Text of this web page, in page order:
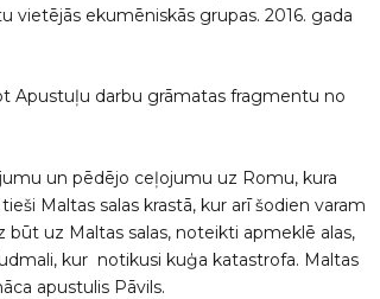
vietējās ekumēniskās grupas. 2016. gada
Apustuļu darbu grāmatas fragmentu no
un pēdējo ceļojumu uz Romu, kura
Maltas salas krastā, kur arī šodien varam
būt uz Maltas salas, noteikti apmeklē alas,
kur notikusi kuģa katastrofa. Maltas
apustulis Pāvils.